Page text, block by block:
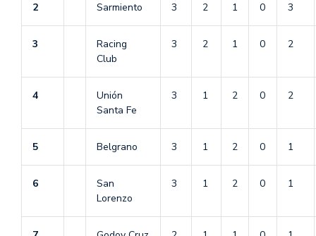
2 Sarmiento 3 2 1 0 3
3
Racing
Club
3 2 1 0 2
4
Unión
Santa Fe
3 1 2 0 2
5 Belgrano 3 1 2 0 1
6
San
Lorenzo
3 1 2 0 1